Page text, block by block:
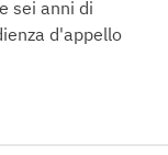
sei anni di
d'appello